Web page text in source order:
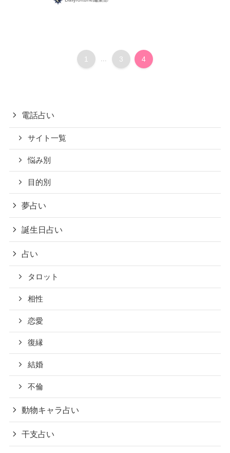
1 3 4
電話占い
サイト一覧
悩み別
目的別
夢占い
誕生日占い
占い
タロット
相性
恋愛
復縁
結婚
不倫
動物キャラ占い
干支占い